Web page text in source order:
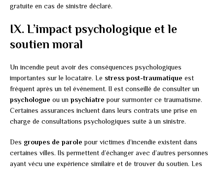
gratuite en cas de sinistre déclaré.
IX. L’impact psychologique et le
soutien moral
Un incendie peut avoir des conséquences psychologiques
importantes sur le locataire. Le stress post-traumatique est
fréquent après un tel événement. Il est conseillé de consulter un
psychologue ou un psychiatre pour surmonter ce traumatisme.
Certaines assurances incluent dans leurs contrats une prise en
charge de consultations psychologiques suite à un sinistre.
Des groupes de parole pour victimes d’incendie existent dans
certaines villes. Ils permettent d’échanger avec d’autres personnes
ayant vécu une expérience similaire et de trouver du soutien. Les